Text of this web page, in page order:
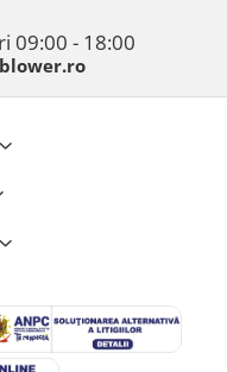
09:00 - 18:00